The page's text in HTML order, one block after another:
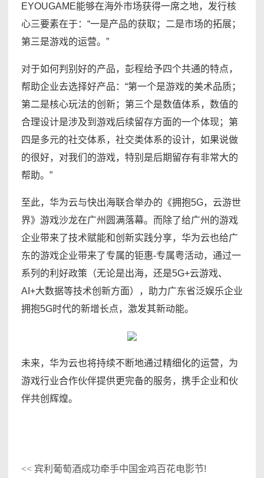
EYOUGAME能够在海外市场获得一席之地，发行核
心三要素在于：“一是产品的获取；二是市场的拓展；
第三是游戏的运营。”
对于如何判别好的产品，彭程给予四个共通的特点，
帮助企业去选择好产品：“第一个是游戏的美术品质；
第二是核心玩法的创新；第三个是数值体系，数值的
合理设计是涉及到游戏后续留存方面的一个体现；第
四是多元的社交体系，社交类体系的设计，如果说做
的很好，对我们的游戏，特别是后期留存有非常大的
帮助。”
至此，华为云与快出海联合举办的《拥抱5G，云游世
界》游戏沙龙在广州圆满落幕。而除了给广州的游戏
企业带来了技术赋能和创新实践分享，华为云也给广
东的游戏企业带来了专属的钜惠-专属粤活动，通过一
系列的利好政策（无论是出海，还是5G+云游戏、
AI+大数据等技术创新方面），助力广东省泛娱乐企业
拥抱5G时代的新增长点，激发其新动能。
未来，华为云也将持续不断地通过精细化的运营，为
游戏行业合作伙伴提供更完备的服务，携手企业和伙
伴共创辉煌。
<<宾利葡萄酒成功牵手中国金鸡百花电影节!